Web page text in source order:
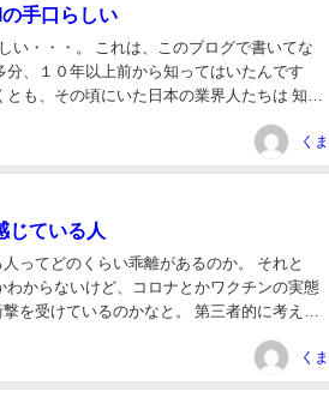
手口らしい
・・・。 これは、このブログで書いてな
、１０年以上前から知ってはいたんです
くま
じている人
ってどのくらい乖離があるのか。 それと
るのかなと。 第三者的に考える
くま